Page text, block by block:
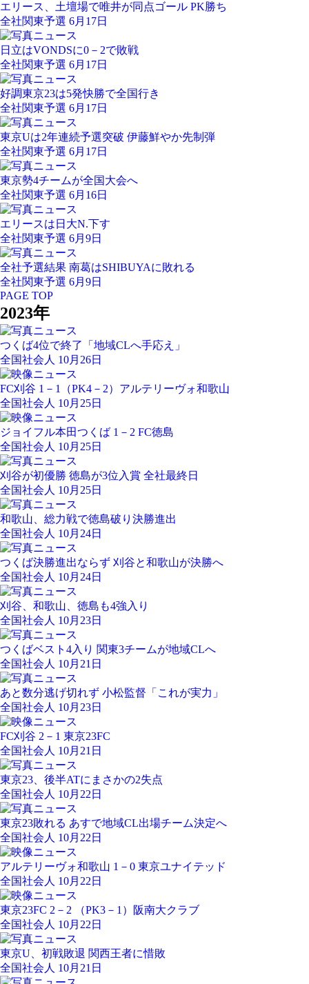
エリース、土壇場で唯井が同点ゴール PK勝ち
全社関東予選 6月17日
日立はVONDSに0－2で敗戦
全社関東予選 6月17日
好調東京23は5発快勝で全国行き
全社関東予選 6月17日
東京Uは2年連続予選突破 伊藤鮮やか先制弾
全社関東予選 6月17日
東京勢4チームが全国大会へ
全社関東予選 6月16日
エリースは日大N.下す
全社関東予選 6月9日
全社予選結果 南葛はSHIBUYAに敗れる
全社関東予選 6月9日
PAGE TOP
2023年
つくば4位で終了「地域CLへ手応え」
全国社会人 10月26日
FC刈谷 1－1（PK4－2）アルテリーヴォ和歌山
全国社会人 10月25日
ジョイフル本田つくば 1－2 FC徳島
全国社会人 10月25日
刈谷が初優勝 徳島が3位入賞 全社最終日
全国社会人 10月25日
和歌山、総力戦で徳島破り決勝進出
全国社会人 10月24日
つくば決勝進出ならず 刈谷と和歌山が決勝へ
全国社会人 10月24日
刈谷、和歌山、徳島も4強入り
全国社会人 10月23日
つくばベスト4入り 関東3チームが地域CLへ
全国社会人 10月21日
あと数分逃げ切れず 小松監督「これが実力」
全国社会人 10月23日
FC刈谷 2－1 東京23FC
全国社会人 10月21日
東京23、後半ATにまさかの2失点
全国社会人 10月22日
東京23敗れる あすで地域CL出場チーム決定へ
全国社会人 10月22日
アルテリーヴォ和歌山 1－0 東京ユナイテッド
全国社会人 10月22日
東京23FC 2－2 （PK3－1）阪南大クラブ
全国社会人 10月22日
東京U、初戦敗退 関西王者に惜敗
全国社会人 10月21日